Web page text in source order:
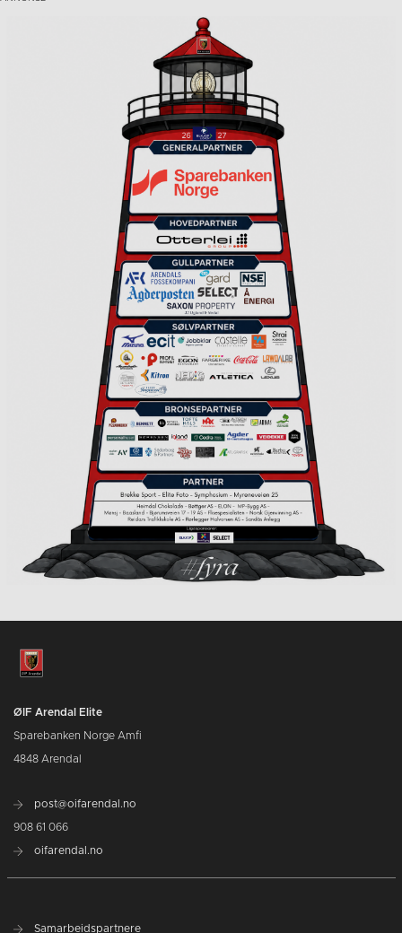
ØIF Arendal Elite
Sparebanken Norge Amfi
4848 Arendal
post@oifarendal.no
908 61 066
oifarendal.no
Samarbeidspartnere